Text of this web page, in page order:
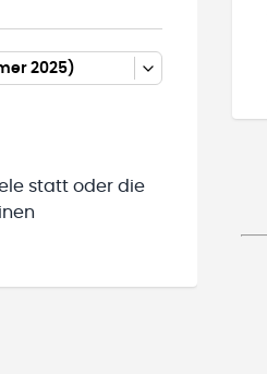
2025)
statt oder die